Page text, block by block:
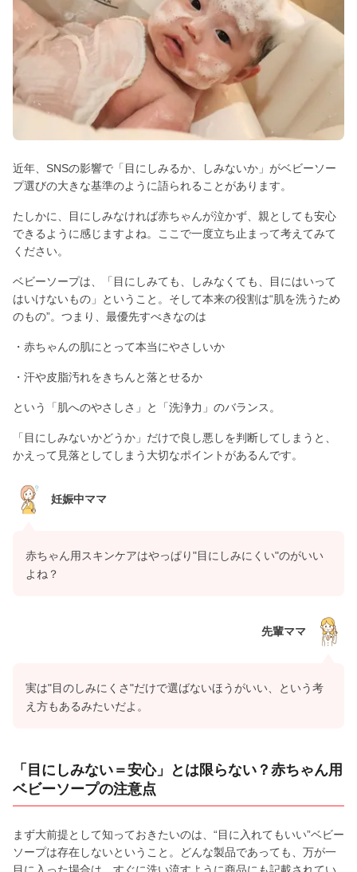
近年、SNSの影響で「目にしみるか、しみないか」がベビーソー
プ選びの大きな基準のように語られることがあります。
たしかに、目にしみなければ赤ちゃんが泣かず、親としても安心
できるように感じますよね。ここで一度立ち止まって考えてみて
ください。
ベビーソープは、「目にしみても、しみなくても、目にはいって
はいけないもの」ということ。そして本来の役割は“肌を洗うため
のもの”。つまり、最優先すべきなのは
・赤ちゃんの肌にとって本当にやさしいか
・汗や皮脂汚れをきちんと落とせるか
という「肌へのやさしさ」と「洗浄力」のバランス。
「目にしみないかどうか」だけで良し悪しを判断してしまうと、
かえって見落としてしまう大切なポイントがあるんです。
妊娠中ママ
赤ちゃん用スキンケアはやっぱり"目にしみにくい"のがいい
よね？
先輩ママ
実は"目のしみにくさ"だけで選ばないほうがいい、という考
え方もあるみたいだよ。
「目にしみない＝安心」とは限らない？赤ちゃん用
ベビーソープの注意点
まず大前提として知っておきたいのは、“目に入れてもいい”ベビー
ソープは存在しないということ。どんな製品であっても、万が一
目に入った場合は、すぐに洗い流すように商品にも記載されてい